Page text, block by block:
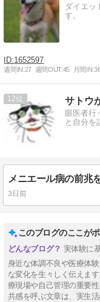
ダイエッ
す。
1652597
週間IN:27 週間OUT:45 月間IN:
12 サト
眼医者行
と自分を
3日前
このブログのここが
実体験に
身近な体調不良や医療体
な変化を生々しく伝えま
療現場や自己管理の重要
共感を呼ぶ文章は、実生